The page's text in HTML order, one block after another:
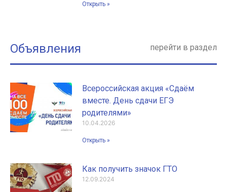
Открыть »
Объявления перейти в раздел
Всероссийская акция «Сдаём
вместе. День сдачи ЕГЭ
родителями»
10.04.2026
Открыть »
Как получить значок ГТО
12.09.2024